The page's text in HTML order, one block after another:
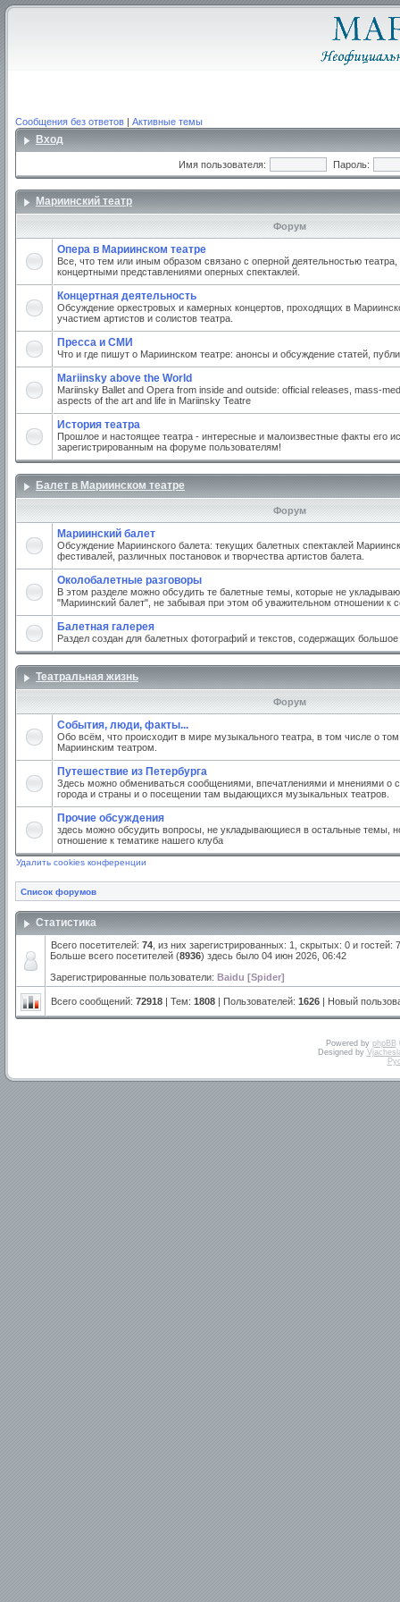
Сообщения без ответов | Активные темы
Вход
Имя пользователя: Пароль:
Мариинский театр
Форум
Опера в Мариинском театре
Все, что тем или иным образом связано с оперной деятельностью
концертными представлениями оперных спектаклей.
Концертная деятельность
Обсуждение оркестровых и камерных концертов, проходящих в
участием артистов и солистов театра.
Пресса и СМИ
Что и где пишут о Мариинском театре: анонсы и обсуждение статей,
Mariinsky above the World
Mariinsky Ballet and Opera from inside and outside: official releases, mass-
aspects of the art and life in Mariinsky Teatre
История театра
Прошлое и настоящее театра - интересные и малоизвестные факты его
зарегистрированным на форуме пользователям!
Балет в Мариинском театре
Форум
Мариинский балет
Обсуждение Мариинского балета: текущих балетных спектаклей
фестивалей, различных постановок и творчества артистов балета.
Околобалетные разговоры
В этом разделе можно обсудить те балетные темы, которые не
"Мариинский балет", не забывая при этом об уважительном отношении к
Балетная галерея
Раздел создан для балетных фотографий и текстов, содержащих
Театральная жизнь
Форум
События, люди, факты...
Обо всём, что происходит в мире музыкального театра, в том числе о
Мариинским театром.
Путешествие из Петербурга
Здесь можно обмениваться сообщениями, впечатлениями и мнениями о
города и страны и о посещении там выдающихся музыкальных театров.
Прочие обсуждения
здесь можно обсудить вопросы, не укладывающиеся в остальные темы,
отношение к тематике нашего клуба
Удалить cookies конференции
Список форумов
Статистика
Всего посетителей: 74 , из них зарегистрированных: 1, скрытых: 0 и
Больше всего посетителей (8936) здесь было 04 июн 2026, 06:42
Зарегистрированные пользователи: Baidu [Spider]
Всего сообщений: 72918 | Тем: 1808 | Пользователей: 1626 | Новый
Powered by phpBB
Designed by